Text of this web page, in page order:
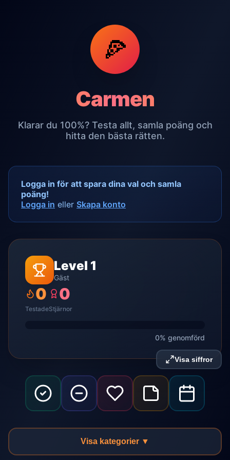
🍕
Carmen
Klarar du 100%? Testa allt, samla poäng och
hitta den bästa rätten.
Logga in för att spara dina val och samla
poäng!
Logga in eller Skapa konto
Level 1
Gäst
0
Testade
0
Stjärnor
0% genomförd
Visa siffror
Visa kategorier ▼